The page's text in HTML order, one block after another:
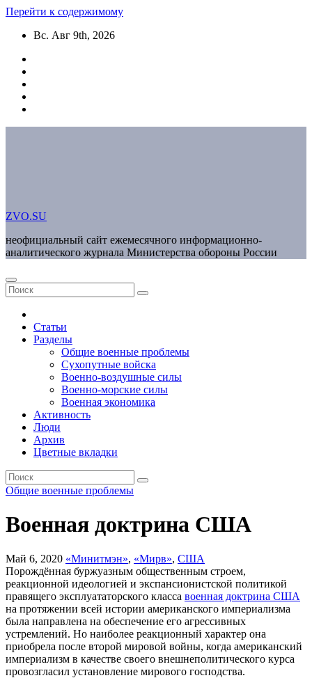
Перейти к содержимому
Вс. Авг 9th, 2026
ZVO.SU
неофициальный сайт ежемесячного информационно-
аналитического журнала Министерства обороны России
Статьи
Разделы
Общие военные проблемы
Сухопутные войска
Военно-воздушные силы
Военно-морские силы
Военная экономика
Активность
Люди
Архив
Цветные вкладки
Общие военные проблемы
Военная доктрина США
Май 6, 2020 «Минитмэн», «Мирв», США
Порождённая буржуазным общественным строем,
реакционной идеологией и экспансионистской политикой
правящего эксплуататорского класса военная доктрина США
на протяжении всей истории американского империализма
была направлена на обеспечение его агрессивных
устремлений. Но наиболее реакционный характер она
приобрела после второй мировой войны, когда американский
империализм в качестве своего внешнеполитического курса
провозгласил установление мирового господства.